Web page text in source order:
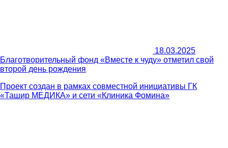
18.03.2025
Благотворительный фонд «Вместе к чуду» отметил свой
второй день рождения
Проект создан в рамках совместной инициативы ГК
«Ташир МЕДИКА» и сети «Клиника Фомина»